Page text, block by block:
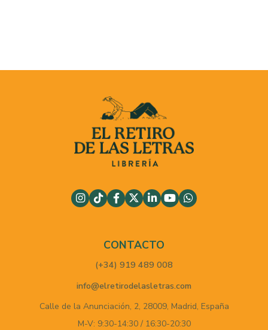
CONTACTO
(+34) 919 489 008
info@elretirodelasletras.com
Calle de la Anunciación, 2, 28009, Madrid, España
M-V: 9:30-14:30 / 16:30-20:30